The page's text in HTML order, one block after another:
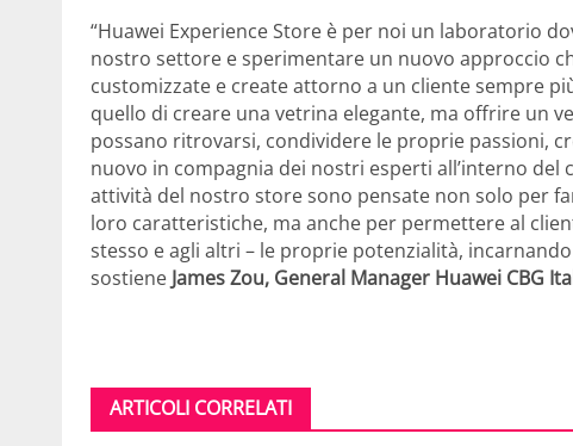
“Huawei Experience Store è per noi un laboratorio
nostro settore e sperimentare un nuovo approccio
customizzate e create attorno a un cliente sempre
quello di creare una vetrina elegante, ma offrire un
possano ritrovarsi, condividere le proprie passioni,
nuovo in compagnia dei nostri esperti all’interno del
attività del nostro store sono pensate non solo per
loro caratteristiche, ma anche per permettere al
stesso e agli altri – le proprie potenzialità, incarnando
sostiene James Zou, General Manager Huawei CBG
ARTICOLI CORRELATI